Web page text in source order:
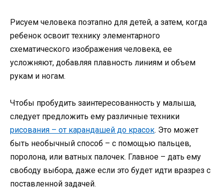
Рисуем человека поэтапно для детей, а затем, когда
ребенок освоит технику элементарного
схематического изображения человека, ее
усложняют, добавляя плавность линиям и объем
рукам и ногам.
Чтобы пробудить заинтересованность у малыша,
следует предложить ему различные техники
рисования – от карандашей до красок. Это может
быть необычный способ – с помощью пальцев,
поролона, или ватных палочек. Главное – дать ему
свободу выбора, даже если это будет идти вразрез с
поставленной задачей.